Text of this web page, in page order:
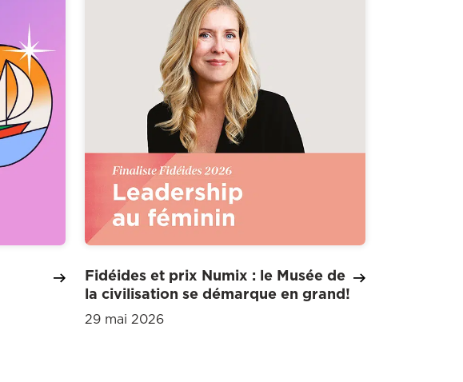
Fidéides et prix Numix : le Musée de
la civilisation se démarque en grand!
29 mai 2026